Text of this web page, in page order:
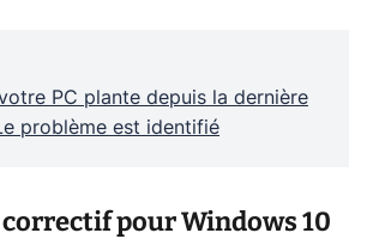
PC plante depuis la dernière
problème est identifié
pour Windows 10